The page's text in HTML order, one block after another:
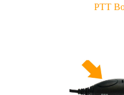
PTT